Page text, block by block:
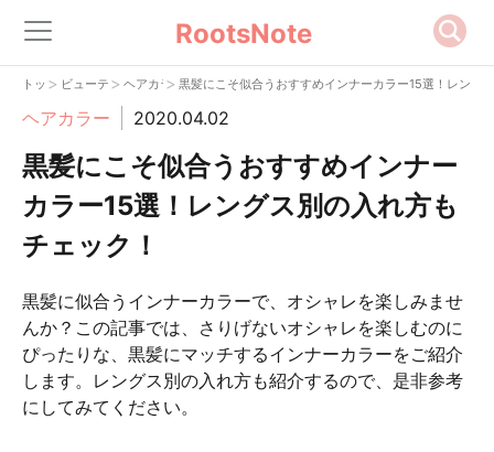
RootsNote
トップ
> ビューティー
> ヘアカラー
> 黒髪にこそ似合うおすすめインナーカラー15選！レング
ヘアカラー 2020.04.02
黒髪にこそ似合うおすすめインナー
カラー15選！レングス別の入れ方も
チェック！
黒髪に似合うインナーカラーで、オシャレを楽しみませ
んか？この記事では、さりげないオシャレを楽しむのに
ぴったりな、黒髪にマッチするインナーカラーをご紹介
します。レングス別の入れ方も紹介するので、是非参考
にしてみてください。